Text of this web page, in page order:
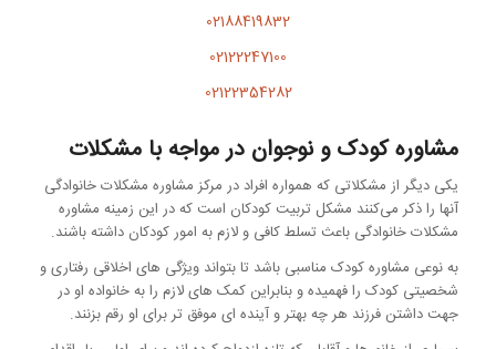
02188419832
02122247100
02122354282
مشاوره کودک و نوجوان در مواجه با مشکلات
یکی دیگر از مشکلاتی که همواره افراد در مرکز مشاوره مشکلات خانوادگی
آنها را ذکر می‌کنند مشکل تربیت کودکان است که در این زمینه مشاوره
مشکلات خانوادگی باعث تسلط کافی و لازم به امور کودکان داشته باشند.
به نوعی مشاوره کودک مناسبی باشد تا بتواند ویژگی های اخلاقی رفتاری و
شخصیتی کودک را فهمیده و بنابراین کمک های لازم را به خانواده او در
جهت داشتن فرزند هر چه بهتر و آینده ای موفق تر برای او رقم بزنند.